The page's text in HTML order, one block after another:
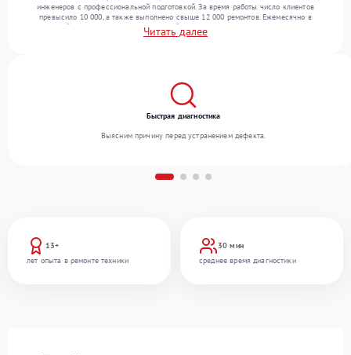
инженеров с профессиональной подготовкой. За время работы число клиентов
превысило 10 000, а также выполнено свыше 12 000 ремонтов. Ежемесячно в
сервисный центр поступает от 300 устройств, включая , , . Мы устраняем поломки
любой сложности и предлагаем стабильный уровень сервиса благодаря отлаженным
Читать далее
13+
лет опыта в ремонте техники
30 мин
среднее время диагностики
Быстрая диагностика
Выясним причину перед устранением дефекта.